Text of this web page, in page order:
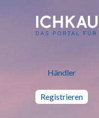
ich kauf
Händler
Registrieren